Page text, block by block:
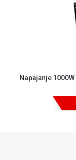
Napajanje